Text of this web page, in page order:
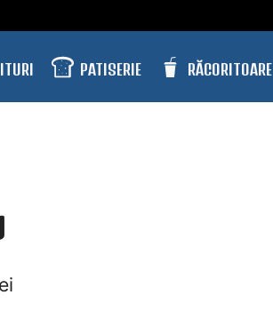
PATISERIE RĂCORITOARE
Interval